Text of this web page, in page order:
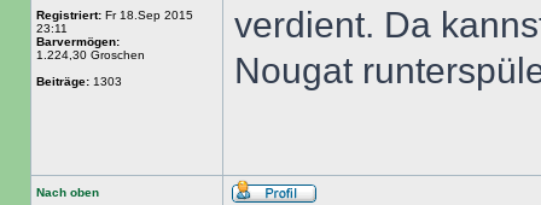
Registriert: Fr 18.Sep 2015
23:11
Barvermögen:
1.224,30 Groschen
Beiträge: 1303
verdient. Da
Nougat
Nach oben